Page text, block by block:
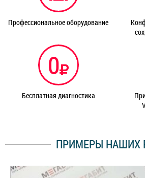
Профессиональное оборудование
0
Бесплатная диагностика
ПРИМЕРЫ НАШИХ